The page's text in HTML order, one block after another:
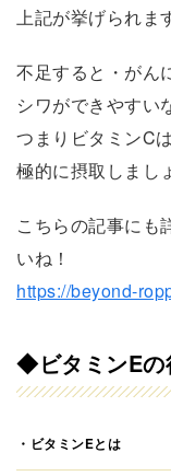
上記が挙げられま
不足すると・がん
シワができやすい
つまりビタミンC
極的に摂取しまし
こちらの記事にも
いね！
https://beyond-
◆ビタミンE
・ビタミンEとは